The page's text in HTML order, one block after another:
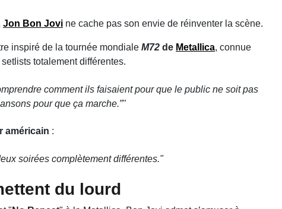
Jon Bon Jovi ne cache pas son envie de réinventer la scène.
inspiré de la tournée mondiale M72 de Metallica, connue
totalement différentes.
comment ils faisaient pour que le public ne soit pas
pour que ça marche.”"
américain :
soirées complètement différentes."
du lourd